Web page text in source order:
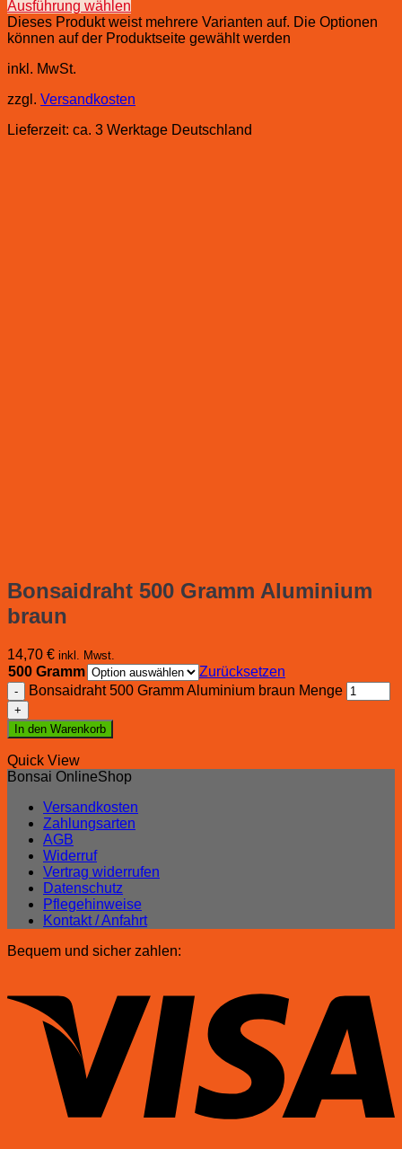
Ausführung wählen
Dieses Produkt weist mehrere Varianten auf. Die Optionen
können auf der Produktseite gewählt werden
inkl. MwSt.
zzgl. Versandkosten
Lieferzeit: ca. 3 Werktage Deutschland
Bonsaidraht 500 Gramm Aluminium
braun
14,70 € inkl. Mwst.
500 Gramm
Zurücksetzen
Bonsaidraht 500 Gramm Aluminium braun Menge
In den Warenkorb
Quick View
Bonsai OnlineShop
Versandkosten
Zahlungsarten
AGB
Widerruf
Vertrag widerrufen
Datenschutz
Pflegehinweise
Kontakt / Anfahrt
Bequem und sicher zahlen: